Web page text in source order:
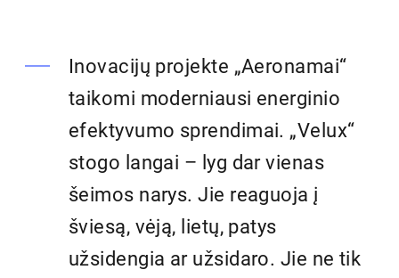
Inovacijų projekte „Aeronamai“
taikomi moderniausi energinio
efektyvumo sprendimai. „Velux“
stogo langai – lyg dar vienas
šeimos narys. Jie reaguoja į
šviesą, vėją, lietų, patys
užsidengia ar užsidaro. Jie ne tik